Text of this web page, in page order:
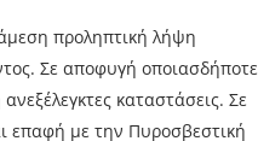
προληπτική λήψη
Σε αποφυγή οποιασδήποτε
καταστάσεις. Σε
επαφή με την Πυροσβεστική